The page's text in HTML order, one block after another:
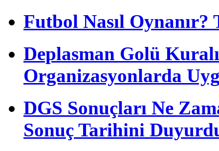
Futbol Nasıl
Deplasman Golü
Organizasyonlarda
DGS Sonuçları Ne
Sonuç Tarihini